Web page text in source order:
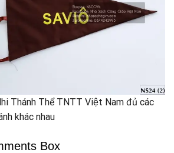
Thánh Thể TNTT Việt Nam đủ các
khác nhau
Box